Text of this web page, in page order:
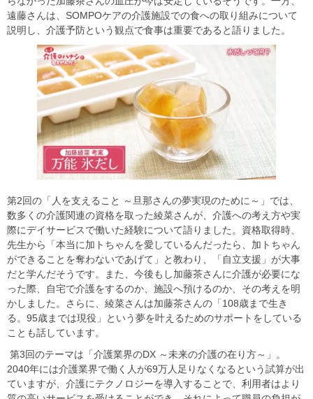
遠藤さんは、SOMPOケアの介護施設での食への取り組みについて
説明し、介護予防という観点で食事は重要であると語りました。
第2回の「人を支えること ～旦那さんの夢実現のために～」では、
数多くの介護関連の資格を取った綾菜さんが、介護への考え方や実
際にデイサービスで働いた経験について語りました。資格取得時、
先生から「本当に加トちゃんを愛しているんだったら、加トちゃん
ができることを奪わないであげて」と教わり、「自立支援」が大事
だと学んだそうです。また、今後もし加藤茶さんに介護が必要にな
った際、自宅で介護をするのか、施設へ預けるのか、その考えを明
かしました。さらに、綾菜さんは加藤茶さんの「108歳まで生き
る。95歳までは現役」という夢を叶えるためのサポートをしている
ことも話しています。
第3回のテーマは「介護業界のDX ～未来の介護の在り方～」。
2040年には介護業界で働く人が69万人足りなくなるという試算が出
ていますが、介護にテクノロジーを導入することで、利用者はより